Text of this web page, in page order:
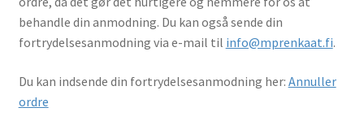
behandle din anmodning. Du kan også sende din
fortrydelsesanmodning via e-mail til info@mprenkaat.fi.
Du kan indsende din fortrydelsesanmodning her: Annuller
ordre